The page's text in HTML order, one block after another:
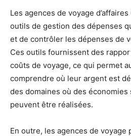
Les agences de voyage
outils de gestion des dépenses
et de contrôler les dépenses de
Ces outils fournissent des
coûts de voyage, ce qui permet
comprendre où leur argent est
des domaines où des
peuvent être réalisées.
En outre, les agences de voyage